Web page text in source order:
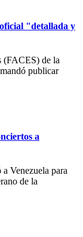
"detallada y
(FACES) de la
publicar
a
Venezuela para
de la